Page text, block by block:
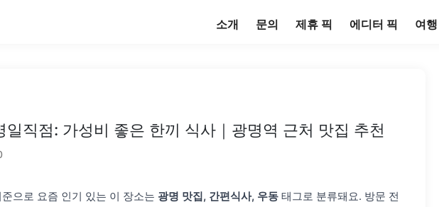
소개 문의 제휴 픽 에디터 픽 여
직점: 가성비 좋은 한끼 식사｜광명역 근처 맛집 추천
준으로 요즘 인기 있는 이 장소는 광명 맛집, 간편식사, 우동 태그로 분류돼요. 방문 전